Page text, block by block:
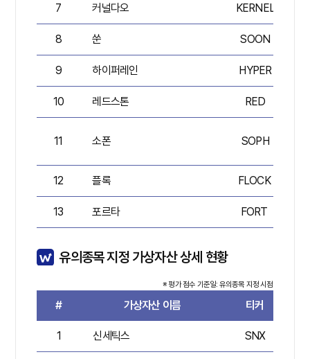
7 커널다오 KERNEL
8 쑨 SOON
9 하이퍼레인 HYPER
10 레드스톤 RED
11 소폰 SOPH
12 플록 FLOCK
13 포르타 FORT
유의종목 지정 가상자산 상세 현황
※ 평가 점수 기준일: 유의종목 지정 시점
# 가상자산 이름 티커
1 신세틱스 SNX